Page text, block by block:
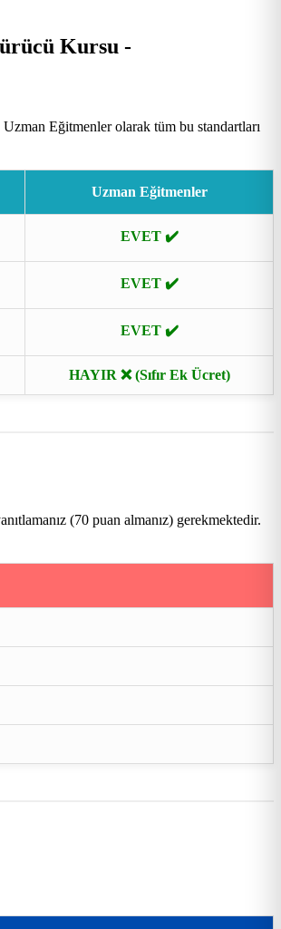
Eğitmenler olarak tüm bu standartları
Uzman Eğitmenler
EVET ✔️
EVET ✔️
EVET ✔️
HAYIR ❌ (Sıfır Ek Ücret)
(70 puan almanız) gerekmektedir.